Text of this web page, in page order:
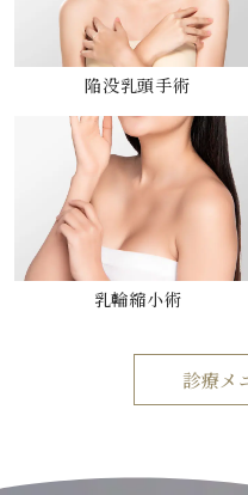
陥没乳頭手術
乳輪縮小術
診療メ